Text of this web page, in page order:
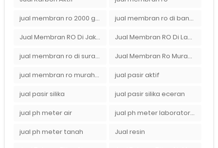
jual membran ro 2000 gpd murah jual membran ro di bandung
Jual Membran RO Di Jakarta Selatan Jual Membran RO Di Lampung
jual membran ro di surabaya Jual Membran Ro Murah : 082140002080
jual membran ro murah surabaya jual pasir aktif
jual pasir silika jual pasir silika eceran
jual ph meter air jual ph meter laboratorium
jual ph meter tanah Jual resin